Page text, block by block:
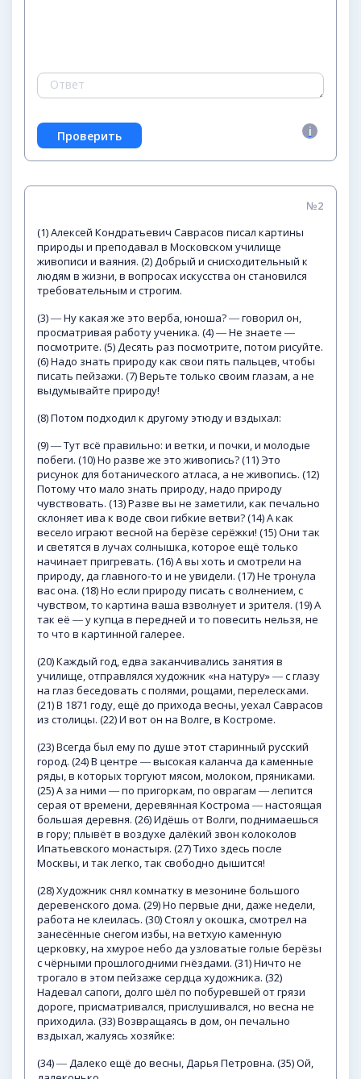
№2
(1) Алексей Кондратьевич Саврасов писал картины
природы и преподавал в Московском училище
живописи и ваяния. (2) Добрый и снисходительный к
людям в жизни, в вопросах искусства он становился
требовательным и строгим.
(3) ― Ну какая же это верба, юноша? ― говорил он,
просматривая работу ученика. (4) ― Не знаете ―
посмотрите. (5) Десять раз посмотрите, потом рисуйте.
(6) Надо знать природу как свои пять пальцев, чтобы
писать пейзажи. (7) Верьте только своим глазам, а не
выдумывайте природу!
(8) Потом подходил к другому этюду и вздыхал:
(9) ― Тут всё правильно: и ветки, и почки, и молодые
побеги. (10) Но разве же это живопись? (11) Это
рисунок для ботанического атласа, а не живопись. (12)
Потому что мало знать природу, надо природу
чувствовать. (13) Разве вы не заметили, как печально
склоняет ива к воде свои гибкие ветви? (14) А как
весело играют весной на берёзе серёжки! (15) Они так
и светятся в лучах солнышка, которое ещё только
начинает пригревать. (16) А вы хоть и смотрели на
природу, да главного-то и не увидели. (17) Не тронула
вас она. (18) Но если природу писать с волнением, с
чувством, то картина ваша взволнует и зрителя. (19) А
так её ― у купца в передней и то повесить нельзя, не
то что в картинной галерее.
(20) Каждый год, едва заканчивались занятия в
училище, отправлялся художник «на натуру» ― с глазу
на глаз беседовать с полями, рощами, перелесками.
(21) В 1871 году, ещё до прихода весны, уехал Саврасов
из столицы. (22) И вот он на Волге, в Костроме.
(23) Всегда был ему по душе этот старинный русский
город. (24) В центре ― высокая каланча да каменные
ряды, в которых торгуют мясом, молоком, пряниками.
(25) А за ними ― по пригоркам, по оврагам ― лепится
серая от времени, деревянная Кострома ― настоящая
большая деревня. (26) Идёшь от Волги, поднимаешься
в гору; плывёт в воздухе далёкий звон колоколов
Ипатьевского монастыря. (27) Тихо здесь после
Москвы, и так легко, так свободно дышится!
(28) Художник снял комнатку в мезонине большого
деревенского дома. (29) Но первые дни, даже недели,
работа не клеилась. (30) Стоял у окошка, смотрел на
занесённые снегом избы, на ветхую каменную
церковку, на хмурое небо да узловатые голые берёзы
с чёрными прошлогодними гнёздами. (31) Ничто не
трогало в этом пейзаже сердца художника. (32)
Надевал сапоги, долго шёл по побуревшей от грязи
дороге, присматривался, прислушивался, но весна не
приходила. (33) Возвращаясь в дом, он печально
вздыхал, жалуясь хозяйке:
(34) ― Далеко ещё до весны, Дарья Петровна. (35) Ой,